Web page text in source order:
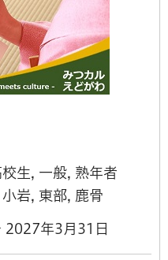
生, 一般, 熟年者
岩, 東部, 鹿骨
2027年3月31日